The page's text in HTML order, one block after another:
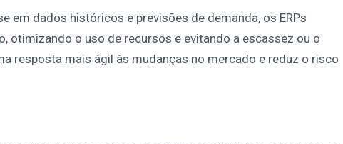
em dados históricos e previsões de demanda, os ERPs
otimizando o uso de recursos e evitando a escassez ou o
resposta mais ágil às mudanças no mercado e reduz o risco